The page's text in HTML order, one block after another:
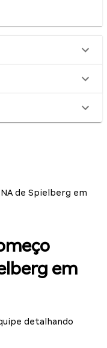
de Spielberg em
em
detalhando